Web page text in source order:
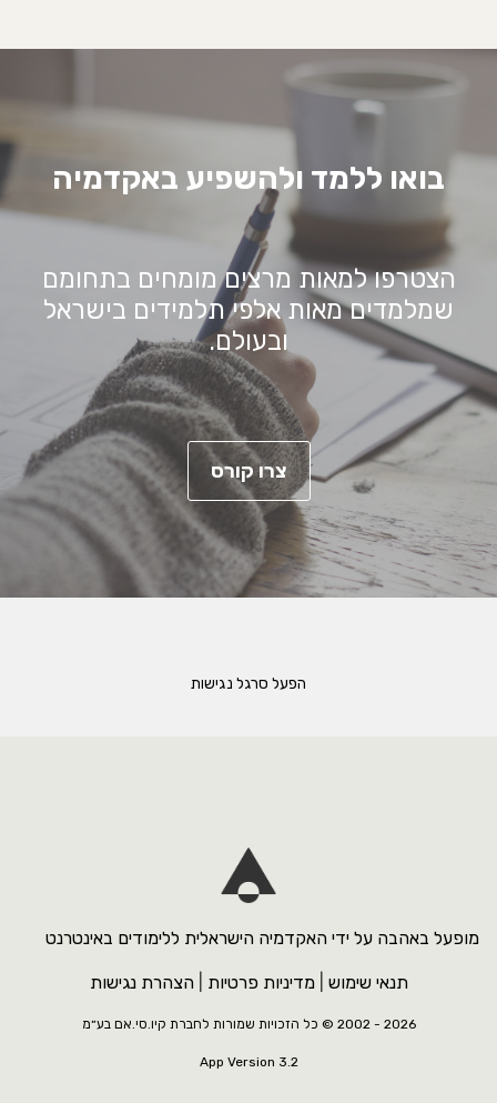
בואו ללמד ולהשפיע באקדמיה
הצטרפו למאות מרצים מומחים בתחומם
שמלמדים מאות אלפי תלמידים בישראל
ובעולם.
צרו קורס
הפעל סרגל נגישות
מופעל באהבה על ידי האקדמיה הישראלית ללימודים באינטרנט
תנאי שימוש |מדיניות פרטיות הצהרת נגישות
2026 - 2002 © כל הזכויות שמורות לחברת קיו.סי.אם בע״מ
App Version 3.2